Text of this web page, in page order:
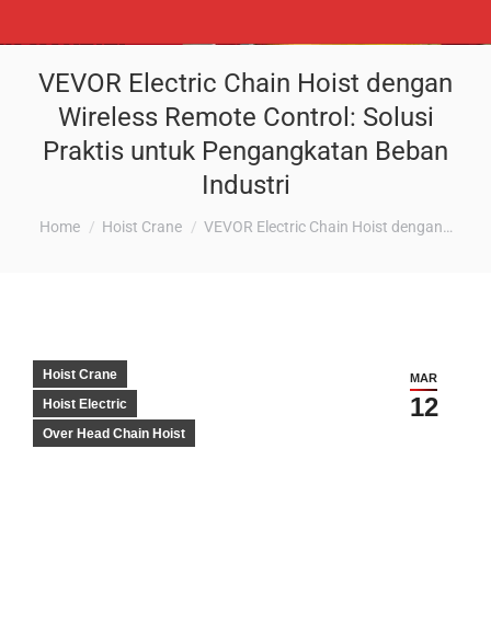
VEVOR Electric Chain Hoist dengan
Wireless Remote Control: Solusi
Praktis untuk Pengangkatan Beban
Industri
Home Hoist Crane VEVOR Electric Chain Hoist dengan…
MAR
12
Hoist Crane
Hoist Electric
Over Head Chain Hoist